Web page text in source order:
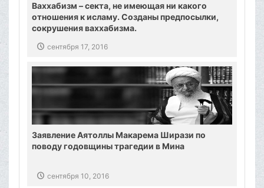
Ваххабизм – секта, не имеющая ни какого
отношения к исламу. Созданы предпосылки,
сокрушения ваххабизма.
сентября 17, 2016
Заявление Аятоллы Макарема Ширази по
поводу годовщины трагедии в Мина
сентября 10, 2016